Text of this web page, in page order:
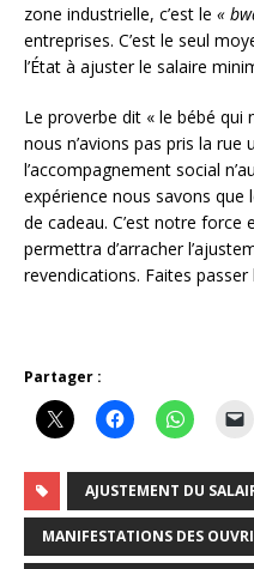
zone industrielle, c’est le «
entreprises. C’est le seul
l’État à ajuster le salaire
Le proverbe dit « le bébé qui
nous n’avions pas pris la rue
l’accompagnement social
expérience nous savons
de cadeau. C’est notre
permettra d’arracher
revendications. Faites passer
Partager :
AJUSTEMENT DU
MANIFESTATIONS DES